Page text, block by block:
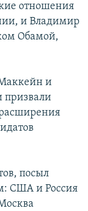
отношения
и Владимир
Обамой,
и
призвали
посыл
США и Россия